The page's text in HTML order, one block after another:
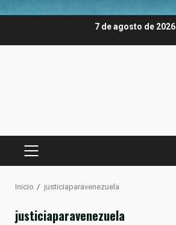
7 de agosto de 2026
MENÚ
Inicio justiciaparavenezuela
justiciaparavenezuela